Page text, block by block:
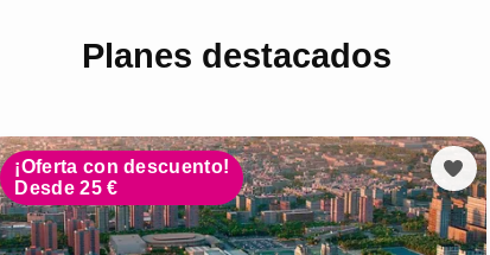
Planes destacados
¡Oferta con descuento!
Desde 25 €